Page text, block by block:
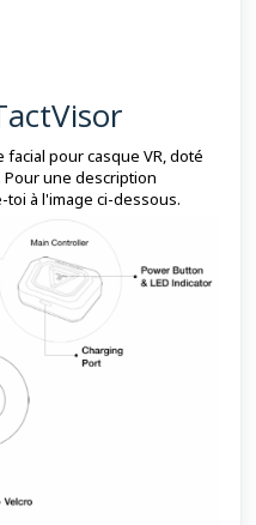
pour casque VR, doté
une description
à l'image ci-dessous.